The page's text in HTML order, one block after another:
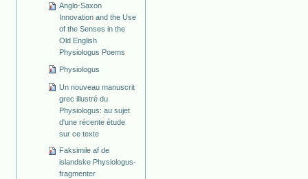
Anglo-Saxon
Innovation and the Use
of the Senses in the
Old English
Physiologus Poems
Physiologus
Un nouveau manuscrit
grec illustré du
Physiologus: au sujet
d'une récente étude
sur ce texte
Faksimile af de
islandske Physiologus-
fragmenter